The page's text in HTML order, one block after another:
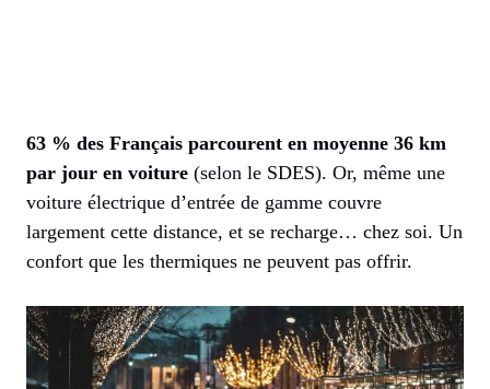
63 % des Français parcourent en moyenne 36 km
par jour en voiture (selon le SDES). Or, même une
voiture électrique d’entrée de gamme couvre
largement cette distance, et se recharge… chez soi. Un
confort que les thermiques ne peuvent pas offrir.